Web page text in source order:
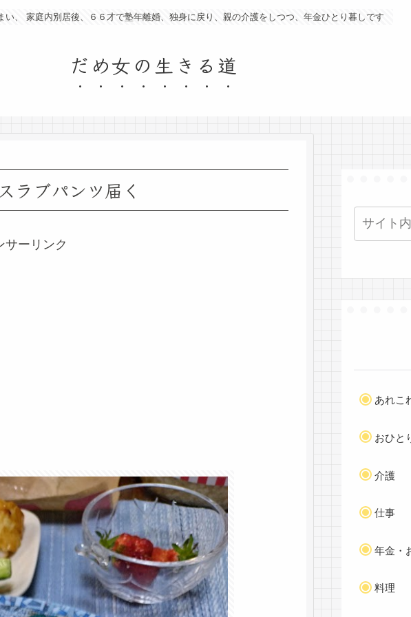
い、 家庭内別居後、６６才で塾年離婚、独身に戻り、親の介護をしつつ、年金ひとり暮しです
だめ女の生きる道
ブパンツ届く
サーリンク
あれこ
おひと
介護
仕事
年金・
料理